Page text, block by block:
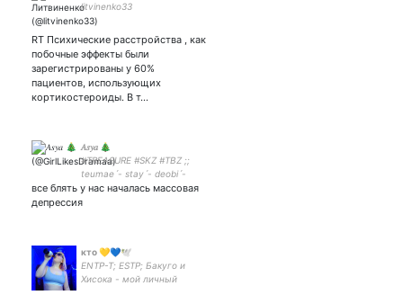
litvinenko33
RT Психические расстройства , как
побочные эффекты были
зарегистрированы у 60%
пациентов, использующих
кортикостероиды. В т…
𝐴𝑠𝑦𝑎 🎄
#TREASURE #SKZ #TBZ ;;
teumaeˊ- stayˊ- deobiˊ-
infp-t ;; genshin player ;; bl
lacorns and k-dramas ;; jeff
все блять у нас началась массовая
депрессия
кто 💛💙🕊
ENTP-T; ESTP; Бакуго и
Хисока - мой личный